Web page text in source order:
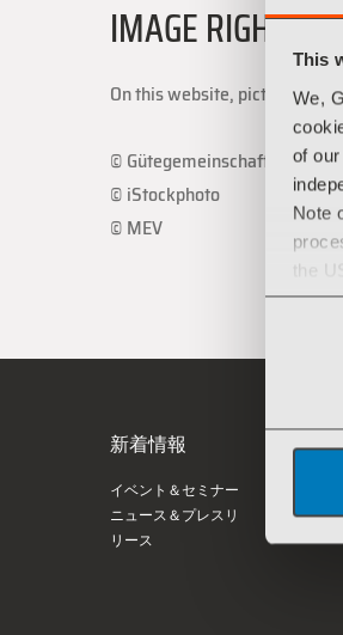
This
We,
of
Note
the
IMAGE RIGHTS
On this website, pictures
© Gütegemeinschaft
© iStockphoto
© MEV
新着情報
イベント＆セミナー
ニュース＆プレスリ
リース